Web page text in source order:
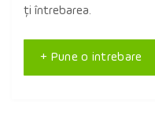
ți întrebarea.
+ Pune o intrebare